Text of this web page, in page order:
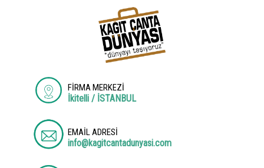
FİRMA MERKEZİ
İkitelli / İSTANBUL
EMAİL ADRESİ
info@kagitcantadunyasi.com